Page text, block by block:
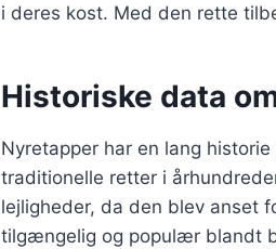
i deres kost. Med den rette
Historiske data
Nyretapper har en lang
traditionelle retter i
lejligheder, da den blev anset
tilgængelig og populær blandt